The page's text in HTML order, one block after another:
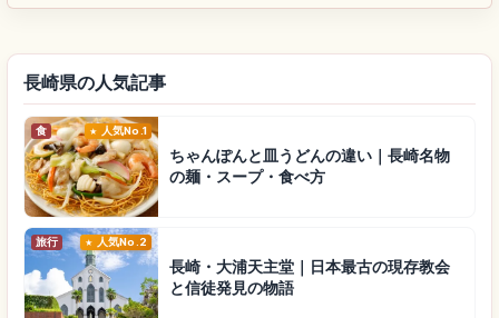
長崎県の人気記事
食 人気No.1
ちゃんぽんと皿うどんの違い｜長崎名物
の麺・スープ・食べ方
旅行 人気No.2
長崎・大浦天主堂｜日本最古の現存教会
と信徒発見の物語